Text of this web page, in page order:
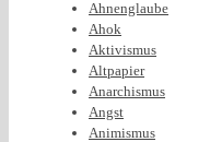
Ahnenglaube
Ahok
Aktivismus
Altpapier
Anarchismus
Angst
Animismus